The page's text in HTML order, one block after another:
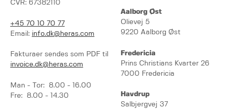
CVR: 67382110
+45 70 10 70 77
Email: info.dk@heras.com
Fakturaer sendes som PDF til
invoice.dk@heras.com
Man - Tor: 8.00 - 16.00
Fre: 8.00 - 14.30
Aalborg Øst
Olievej 5
9220 Aalborg Øst
Fredericia
Prins Christians Kvarter 26
7000 Fredericia
Havdrup
Salbjergvej 37